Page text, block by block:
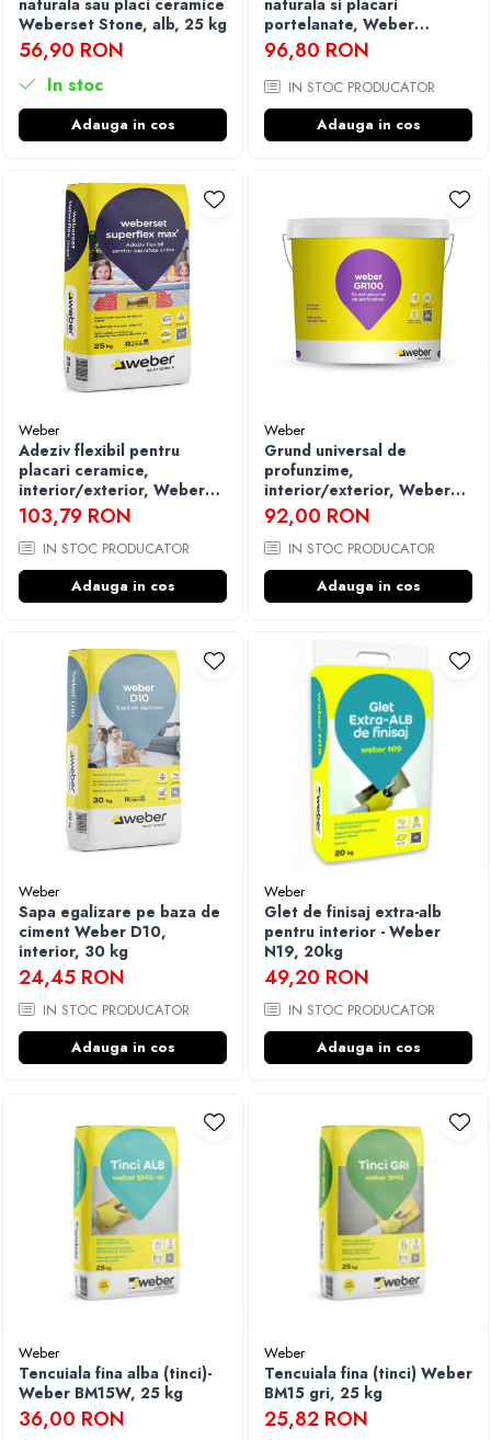
naturala sau placi ceramice
Weberset Stone, alb, 25 kg
56,90 RON
In stoc
Adauga in cos
naturala si placari
portelanate, Weber
Marmoplus, 25 kg
96,80 RON
IN STOC PRODUCATOR
Adauga in cos
Weber
Adeziv flexibil pentru
placari ceramice,
interior/exterior, Weber
Superflex Max2, gri, 25 kg
103,79 RON
IN STOC PRODUCATOR
Adauga in cos
Weber
Grund universal de
profunzime,
interior/exterior, Weber
GR100, gri, 5 kg
92,00 RON
IN STOC PRODUCATOR
Adauga in cos
Weber
Sapa egalizare pe baza de
ciment Weber D10,
interior, 30 kg
24,45 RON
IN STOC PRODUCATOR
Adauga in cos
Weber
Glet de finisaj extra-alb
pentru interior - Weber
N19, 20kg
49,20 RON
IN STOC PRODUCATOR
Adauga in cos
Weber
Tencuiala fina alba (tinci)-
Weber BM15W, 25 kg
36,00 RON
Weber
Tencuiala fina (tinci) Weber
BM15 gri, 25 kg
25,82 RON